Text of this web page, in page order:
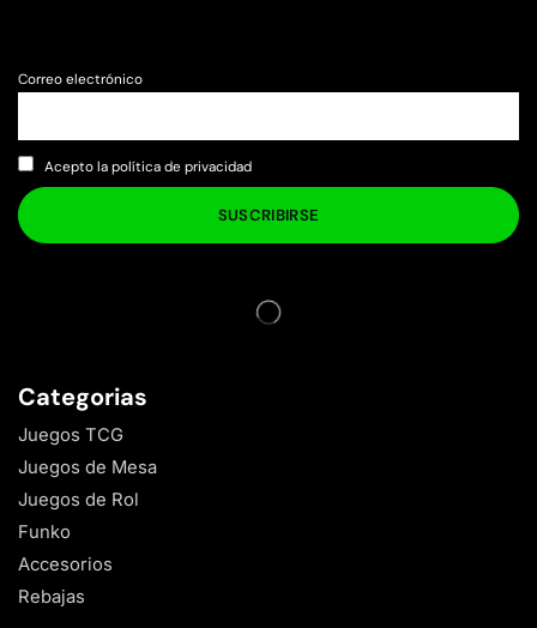
Correo electrónico
Acepto la política de privacidad
Categorias
Juegos TCG
Juegos de Mesa
Juegos de Rol
Funko
Accesorios
Rebajas